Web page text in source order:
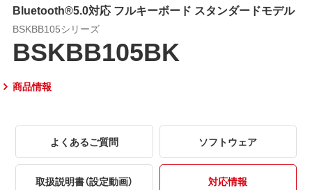
Bluetooth®5.0対応 フルキーボード スタンダードモデル
BSKBB105シリーズ
BSKBB105BK
商品情報
よくあるご質問 ソフトウェア
取扱説明書（設定動画） 対応情報